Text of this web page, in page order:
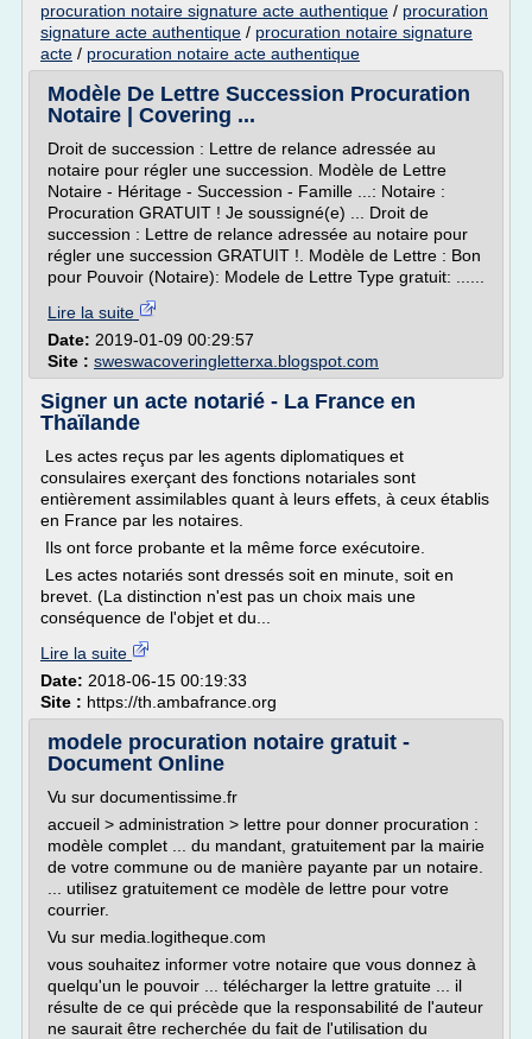
procuration notaire signature acte authentique / procuration
signature acte authentique / procuration notaire signature
acte / procuration notaire acte authentique
Modèle De Lettre Succession Procuration
Notaire | Covering ...
Droit de succession : Lettre de relance adressée au
notaire pour régler une succession. Modèle de Lettre
Notaire - Héritage - Succession - Famille ...: Notaire :
Procuration GRATUIT ! Je soussigné(e) ... Droit de
succession : Lettre de relance adressée au notaire pour
régler une succession GRATUIT !. Modèle de Lettre : Bon
pour Pouvoir (Notaire): Modele de Lettre Type gratuit: ......
Lire la suite
Date: 2019-01-09 00:29:57
Site : sweswacoveringletterxa.blogspot.com
Signer un acte notarié - La France en
Thaïlande
Les actes reçus par les agents diplomatiques et
consulaires exerçant des fonctions notariales sont
entièrement assimilables quant à leurs effets, à ceux établis
en France par les notaires.
Ils ont force probante et la même force exécutoire.
Les actes notariés sont dressés soit en minute, soit en
brevet. (La distinction n'est pas un choix mais une
conséquence de l'objet et du...
Lire la suite
Date: 2018-06-15 00:19:33
Site : https://th.ambafrance.org
modele procuration notaire gratuit -
Document Online
Vu sur documentissime.fr
accueil > administration > lettre pour donner procuration :
modèle complet ... du mandant, gratuitement par la mairie
de votre commune ou de manière payante par un notaire.
... utilisez gratuitement ce modèle de lettre pour votre
courrier.
Vu sur media.logitheque.com
vous souhaitez informer votre notaire que vous donnez à
quelqu'un le pouvoir ... télécharger la lettre gratuite ... il
résulte de ce qui précède que la responsabilité de l'auteur
ne saurait être recherchée du fait de l'utilisation du